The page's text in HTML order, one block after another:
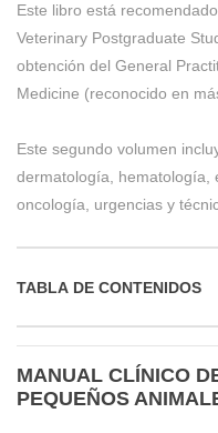
Este libro está
Veterinary Postgraduate
obtención del General
Medicine (reconocido en
Este segundo volumen
dermatología, hematología,
oncología, urgencias y
TABLA DE CONTENIDOS
MANUAL CLÍNICO
PEQUEÑOS